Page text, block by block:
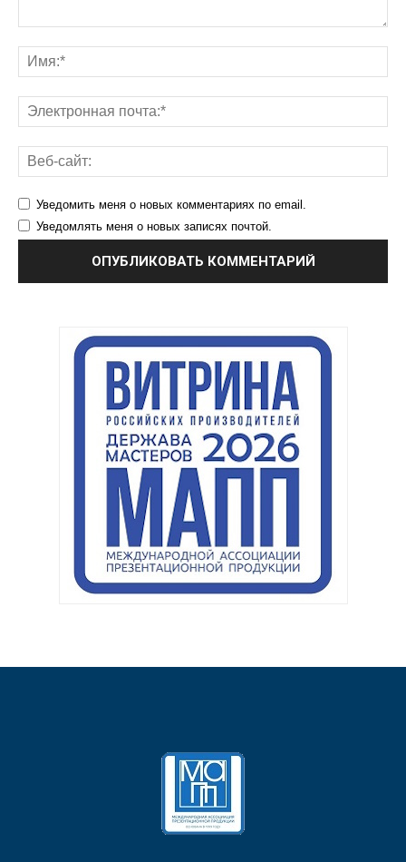
Уведомить меня о новых комментариях по email.
Уведомлять меня о новых записях почтой.